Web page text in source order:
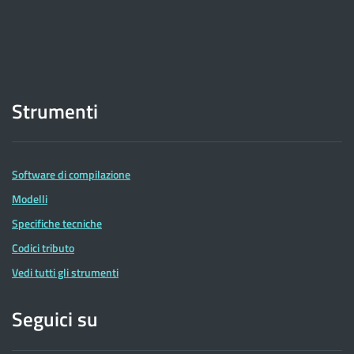
Strumenti
Software di compilazione
Modelli
Specifiche tecniche
Codici tributo
Vedi tutti gli strumenti
Seguici su